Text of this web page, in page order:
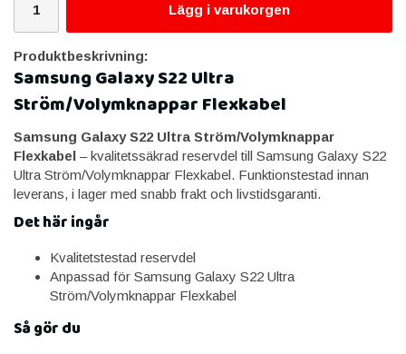
Lägg i varukorgen
Produktbeskrivning:
Samsung Galaxy S22 Ultra
Ström/Volymknappar Flexkabel
Samsung Galaxy S22 Ultra Ström/Volymknappar
Flexkabel – kvalitetssäkrad reservdel till Samsung Galaxy S22
Ultra Ström/Volymknappar Flexkabel. Funktionstestad innan
leverans, i lager med snabb frakt och livstidsgaranti.
Det här ingår
Kvalitetstestad reservdel
Anpassad för Samsung Galaxy S22 Ultra
Ström/Volymknappar Flexkabel
Så gör du